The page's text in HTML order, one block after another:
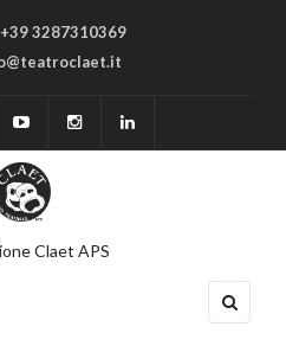
+39 3287310369
Claet APS